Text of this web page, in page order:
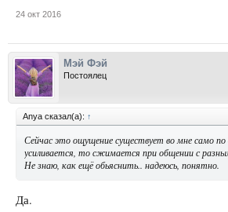
24 окт 2016
Мэй Фэй
Постоялец
Anya сказал(а): ↑
Сейчас это ощущение существует во мне само
усиливается, то сжимается при общении с
Не знаю, как ещё обьяснить.. надеюсь, понятно.
Да.